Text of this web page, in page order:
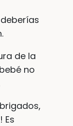
de la
no
Es